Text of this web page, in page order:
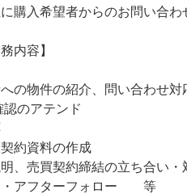
購入希望者からのお問い合
内容】
への物件の紹介、問い合わせ対
認のアテンド
契約資料の作成
明、売買契約締結の立ち合い・
・アフターフォロー　　等